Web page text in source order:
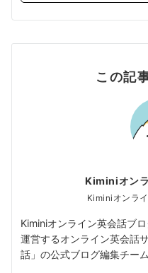
この記
Kiminiオン
Kiminiオンラ
Kiminiオンライン英会話ブ
運営するオンライン英会話
話」の公式ブログ編集チーム